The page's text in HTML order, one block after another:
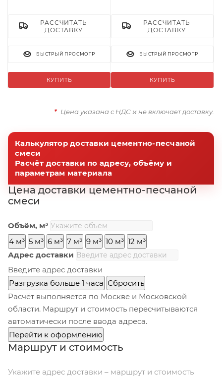
КУПИТЬ
РАССЧИТАТЬ
ДОСТАВКУ
БЫСТРЫЙ ПРОСМОТР
КУПИТЬ
РАССЧИТАТЬ
ДОСТАВКУ
БЫСТРЫЙ ПРОСМОТР
* Цена указана с НДС и не включает доставку.
Калькулятор доставки цементно-песчаной
смеси
Расчёт доставки по адресу, объёму и
параметрам материала
Цена доставки цементно-песчаной
смеси
Объём, м³
4 м³ 5 м³ 6 м³ 7 м³ 9 м³ 10 м³ 12 м³
Адрес доставки
Введите адрес доставки
Разгрузка больше 1 часа Сбросить
Расчёт выполняется по Москве и Московской
области. Маршрут и стоимость пересчитываются
автоматически после ввода адреса.
Перейти к оформлению
Маршрут и стоимость
Укажите адрес доставки – маршрут и стоимость